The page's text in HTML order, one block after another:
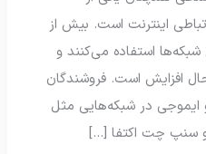
اینترنت است. بیش از
شبکه‌ها استفاده می‌کنند و
افزایش است. فروشندگان
ایموجی در شبکه‌هایی مثل
و سنپ چت اکتفا […]